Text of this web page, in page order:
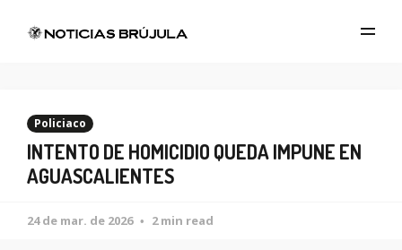
Policiaco
INTENTO DE HOMICIDIO QUEDA IMPUNE EN
AGUASCALIENTES
24 de mar. de 2026 2 min read